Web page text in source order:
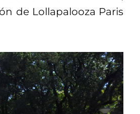
de Lollapalooza Paris